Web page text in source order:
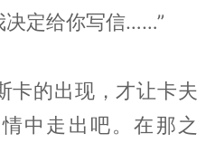
决定给你写信……”
卡的出现，才让卡夫
中走出吧。在那之